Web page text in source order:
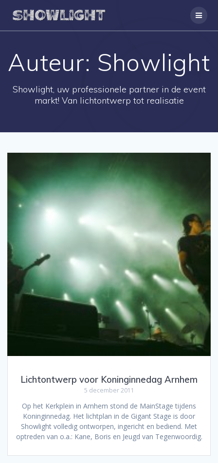
Auteur: Showlight
Showlight, uw professionele partner in de event
markt! Van lichtontwerp tot realisatie
Lichtontwerp voor Koninginnedag Arnhem
5 december 2011
Op het Kerkplein in Arnhem stond de MainStage tijdens
Koninginnedag. Het lichtplan in de Gigant Stage is door
Showlight volledig ontworpen, ingericht en bediend. Met
optreden van o.a.: Kane, Boris en Jeugd van Tegenwoordig.